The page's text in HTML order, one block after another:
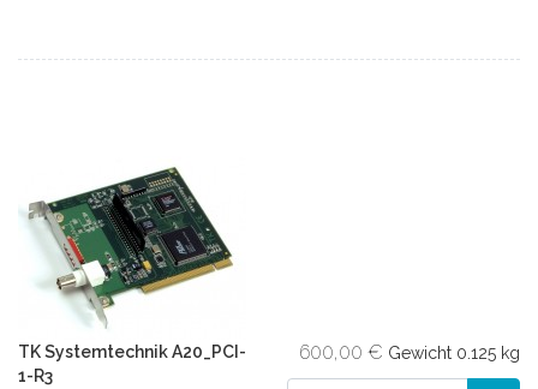
TK Systemtechnik A20_PCI-
1-R3
600,00 € Gewicht 0.125 kg